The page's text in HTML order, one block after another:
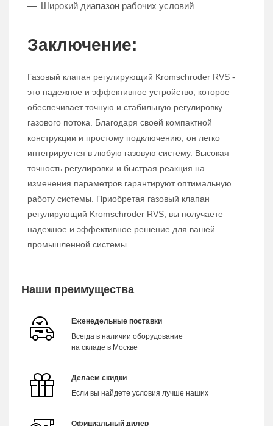
Широкий диапазон рабочих условий
Заключение:
Газовый клапан регулирующий Kromschroder RVS -
это надежное и эффективное устройство, которое
обеспечивает точную и стабильную регулировку
газового потока. Благодаря своей компактной
конструкции и простому подключению, он легко
интегрируется в любую газовую систему. Высокая
точность регулировки и быстрая реакция на
изменения параметров гарантируют оптимальную
работу системы. Приобретая газовый клапан
регулирующий Kromschroder RVS, вы получаете
надежное и эффективное решение для вашей
промышленной системы.
Наши преимущества
Еженедельные поставки
Всегда в наличии оборудование
на складе в Москве
Делаем скидки
Если вы найдете условия лучше наших
Официальный дилер